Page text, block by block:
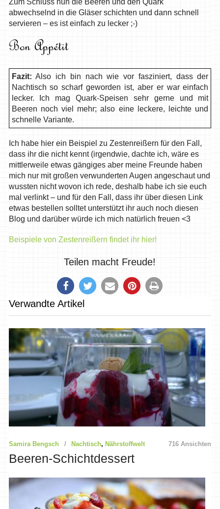
Zum Schluss nun die Beeren und den Quark
abwechselnd in die Gläser schichten und dann schnell
servieren – es ist einfach zu lecker ;-)
Fazit: Also ich bin nach wie vor fasziniert, dass der
Nachtisch so scharf geworden ist, aber er war einfach
lecker. Ich mag Quark-Speisen sehr gerne und mit
Beeren noch viel mehr; also eine leckere, leichte und
schnelle Variante.
Ich habe hier ein Beispiel zu Zestenreißern für den Fall,
dass ihr die nicht kennt (irgendwie, dachte ich, wäre es
mittlerweile etwas gängiges aber meine Freunde haben
mich nur mit großen verwunderten Augen angeschaut und
wussten nicht wovon ich rede, deshalb habe ich sie euch
mal verlinkt – und für den Fall, dass ihr über diesen Link
etwas bestellen solltet unterstützt ihr auch noch diesen
Blog und darüber würde ich mich natürlich freuen <3
Beispiele von Zestenreißern findet ihr hier!
Teilen macht Freude!
Verwandte Artikel
Samira Bengsch Nachtisch, Nährstoffwelt 716 Ansichten
Beeren-Schichtdessert